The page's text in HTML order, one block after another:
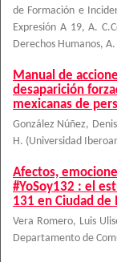
de Formación e
Expresión A 19, A.
Derechos Humanos, A.
Manual de
desaparición
mexicanas de
González Núñez,
H. (Universidad
Afectos,
#YoSoy132 : el
131 en Ciudad
Vera Romero, Luis
Departamento de